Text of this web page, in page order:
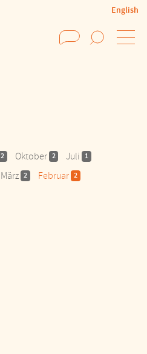
English
Suchen
2 Oktober 2 Juli 1
März 2 Februar 2